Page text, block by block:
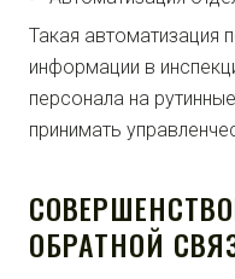
Такая автоматизация
информации в
персонала на
принимать
ОБРАТНОЙ